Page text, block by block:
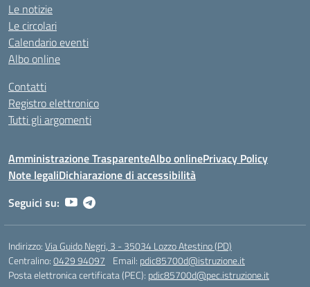
Le notizie
Le circolari
Calendario eventi
Albo online
Contatti
Registro elettronico
Tutti gli argomenti
Amministrazione TrasparenteAlbo onlinePrivacy Policy
Note legaliDichiarazione di accessibilità
Seguici su:
Indirizzo:Via Guido Negri, 3 - 35034 Lozzo Atestino (PD)
Centralino:0429 94097 Email: pdic85700d@istruzione.it
Posta elettronica certificata (PEC): pdic85700d@pec.istruzione.it